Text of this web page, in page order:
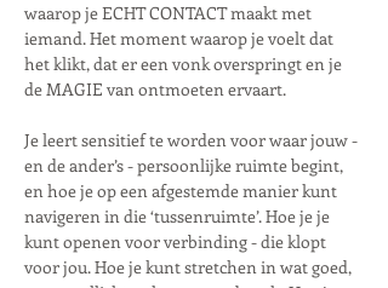
waarop je ECHT CONTACT maakt met
iemand. Het moment waarop je voelt dat
het klikt, dat er een vonk overspringt en je
de MAGIE van ontmoeten ervaart.
Je leert sensitief te worden voor waar jouw -
en de ander’s - persoonlijke ruimte begint,
en hoe je op een afgestemde manier kunt
navigeren in die ‘tussenruimte’. Hoe je je
kunt openen voor verbinding - die klopt
voor jou. Hoe je kunt stretchen in wat goed,